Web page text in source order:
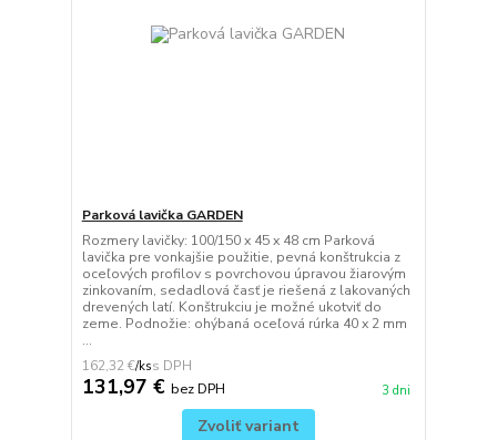
Parková lavička GARDEN
Rozmery lavičky: 100/150 x 45 x 48 cm Parková
lavička pre vonkajšie použitie, pevná konštrukcia z
oceľových profilov s povrchovou úpravou žiarovým
zinkovaním, sedadlová časť je riešená z lakovaných
drevených latí. Konštrukciu je možné ukotviť do
zeme. Podnožie: ohýbaná oceľová rúrka 40 x 2 mm
...
162,32 €/ks
131,97 € bez DPH 3 dni
Zvoliť variant